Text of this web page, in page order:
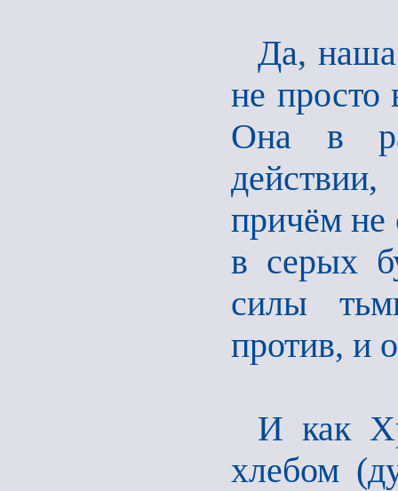
Да, наша
не просто
Она в
причём не
в серых
силы
против, и
И как
хлебом